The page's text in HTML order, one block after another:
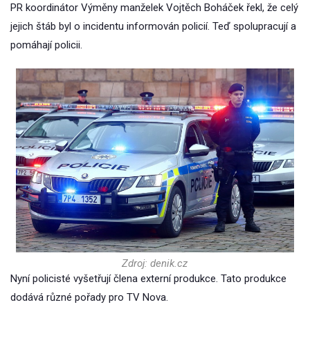
PR koordinátor Výměny manželek Vojtěch Boháček řekl, že celý
jejich štáb byl o incidentu informován policií. Teď spolupracují a
pomáhají policii.
Zdroj: denik.cz
Nyní policisté vyšetřují člena externí produkce. Tato produkce
dodává různé pořady pro TV Nova.